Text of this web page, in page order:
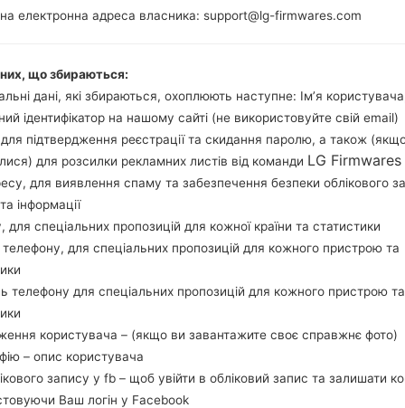
Головна → Серія LG Banter →LGAX265
електронна адреса власника: support@lg-firmwares.com
що збираються:
дані, які збираються, охоплюють наступне: Ім’я
ідентифікатор на нашому сайті (не використовуйте свій email)
підтвердження реєстрації та скидання паролю, а також
для розсилки рекламних листів від команди LG Firmwares
для виявлення спаму та забезпечення безпеки облікового
інформації
для спеціальних пропозицій для кожної країни та статистики
для спеціальних пропозицій для кожного пристрою та
телефону для спеціальних пропозицій для кожного пристрою та
користувача – (якщо ви завантажите своє справжнє фото)
– опис користувача
запису у fb – щоб увійти в обліковий запис та залишати
Ваш логін у Facebook